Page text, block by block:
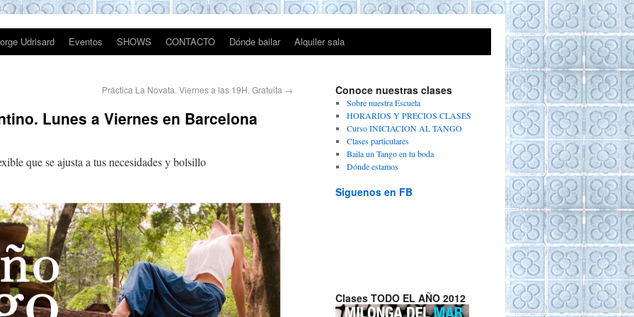
Udrisard Eventos SHOWS CONTACTO Dónde bailar Alquiler sala
Práctica La Novata. Viernes a las 19H. Gratuita →
Lunes a Viernes en Barcelona
que se ajusta a tus necesidades y bolsillo
Conoce nuestras clases
Sobre nuestra Escuela
HORARIOS Y PRECIOS CLASES
Curso INICIACION AL TANGO
Clases particulares
Baila un Tango en tu boda
Dónde estamos
Siguenos en FB
Clases TODO EL AÑO 2012